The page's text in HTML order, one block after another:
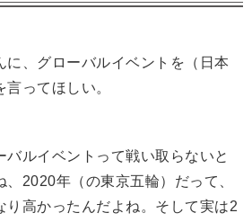
、グローバルイベントを（日本
ってほしい。
ルイベントって戦い取らないと
2020年（の東京五輪）だって、
り高かったんだよね。そして実は2